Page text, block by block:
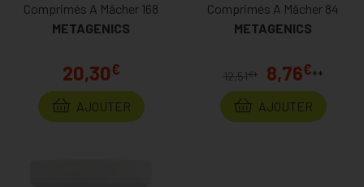
Comprimés A Mâcher 168
METAGENICS
20,30€
AJOUTER
Comprimés A Mâcher 84
METAGENICS
12,51€ * 8,76€**
AJOUTER